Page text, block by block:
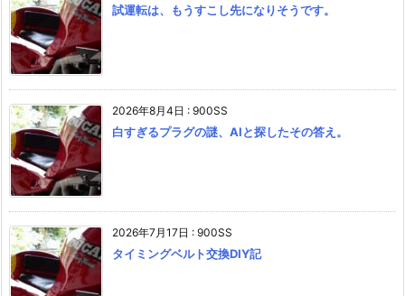
試運転は、もうすこし先になりそうです。
2026年8月4日 : 900SS
白すぎるプラグの謎、AIと探したその答え。
2026年7月17日 : 900SS
タイミングベルト交換DIY記